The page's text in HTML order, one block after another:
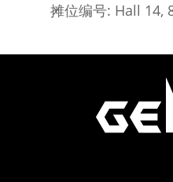
摊位编号: Hall 14,